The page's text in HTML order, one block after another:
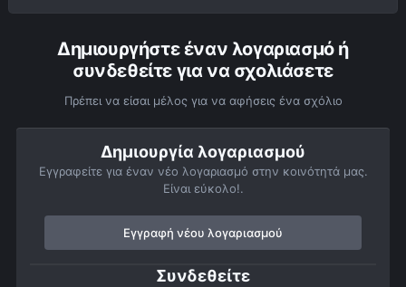
Δημιουργήστε έναν λογαριασμό ή
συνδεθείτε για να σχολιάσετε
Πρέπει να είσαι μέλος για να αφήσεις ένα σχόλιο
Δημιουργία λογαριασμού
Εγγραφείτε για έναν νέο λογαριασμό στην κοινότητά μας.
Είναι εύκολο!.
Εγγραφή νέου λογαριασμού
Συνδεθείτε